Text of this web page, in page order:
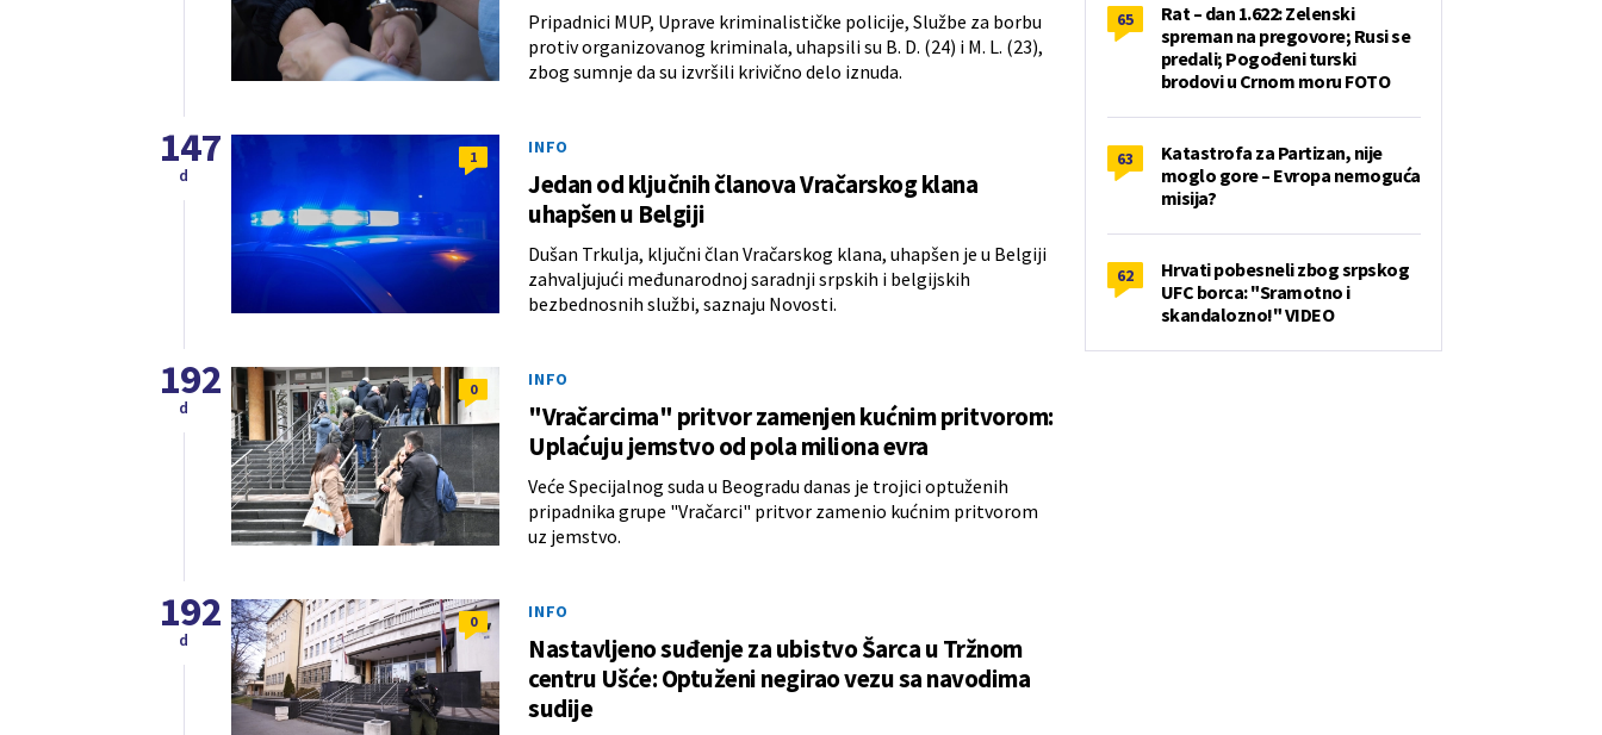
Pripadnici MUP, Uprave kriminalističke policiјe, Službe za borbu
protiv organizovanog kriminala, uhapsili su B. D. (24) i M. L. (23),
zbog sumnje da su izvršili krivično delo iznuda.
1 INFO
Jedan od ključnih članova Vračarskog klana
uhapšen u Belgiji
Dušan Trkulja, ključni član Vračarskog klana, uhapšen je u Belgiji
zahvaljujući međunarodnoj saradnji srpskih i belgijskih
bezbednosnih službi, saznaju Novosti.
147
d
0 INFO
"Vračarcima" pritvor zamenjen kućnim pritvorom:
Uplaćuju jemstvo od pola miliona evra
Veće Specijalnog suda u Beogradu danas je trojici optuženih
pripadnika grupe "Vračarci" pritvor zamenio kućnim pritvorom
uz jemstvo.
192
d
0 INFO
Nastavljeno suđenje za ubistvo Šarca u Tržnom
centru Ušće: Optuženi negirao vezu sa navodima
sudije
192
d
65
Rat – dan 1.622: Zelenski
spreman na pregovore; Rusi se
predali; Pogođeni turski
brodovi u Crnom moru FOTO
63
Katastrofa za Partizan, nije
moglo gore – Evropa nemoguća
misija?
62
Hrvati pobesneli zbog srpskog
UFC borca: "Sramotno i
skandalozno!" VIDEO